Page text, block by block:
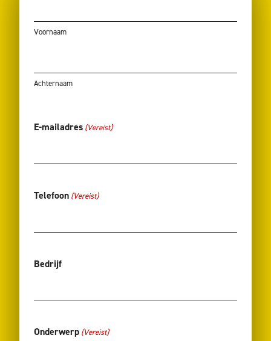
Voornaam
Achternaam
E-mailadres (Vereist)
Telefoon (Vereist)
Bedrijf
Onderwerp (Vereist)